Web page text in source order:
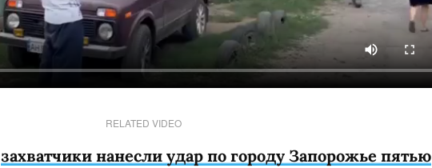
RELATED VIDEO
захватчики нанесли удар по городу Запорожье пятью